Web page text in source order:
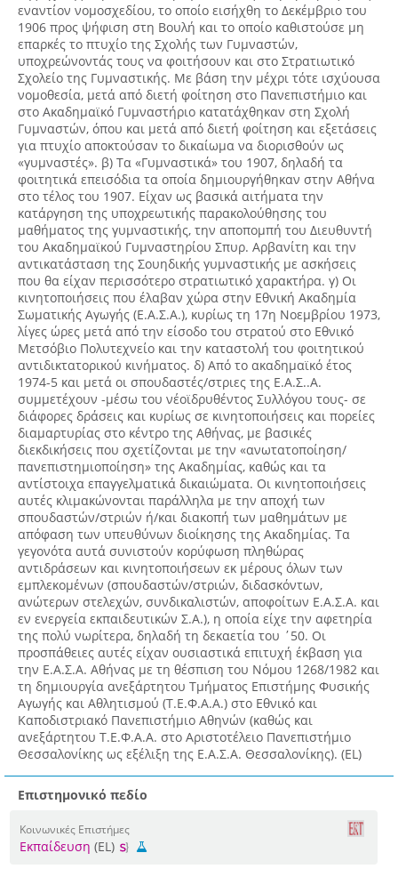
εναντίον νομοσχεδίου, το οποίο εισήχθη το Δεκέμβριο του
1906 προς ψήφιση στη Βουλή και το οποίο καθιστούσε μη
επαρκές το πτυχίο της Σχολής των Γυμναστών,
υποχρεώνοντάς τους να φοιτήσουν και στο Στρατιωτικό
Σχολείο της Γυμναστικής. Με βάση την μέχρι τότε ισχύουσα
νομοθεσία, μετά από διετή φοίτηση στο Πανεπιστήμιο και
στο Ακαδημαϊκό Γυμναστήριο κατατάχθηκαν στη Σχολή
Γυμναστών, όπου και μετά από διετή φοίτηση και εξετάσεις
για πτυχίο αποκτούσαν το δικαίωμα να διορισθούν ως
«γυμναστές». β) Τα «Γυμναστικά» του 1907, δηλαδή τα
φοιτητικά επεισόδια τα οποία δημιουργήθηκαν στην Αθήνα
στο τέλος του 1907. Είχαν ως βασικά αιτήματα την
κατάργηση της υποχρεωτικής παρακολούθησης του
μαθήματος της γυμναστικής, την αποπομπή του Διευθυντή
του Ακαδημαϊκού Γυμναστηρίου Σπυρ. Αρβανίτη και την
αντικατάσταση της Σουηδικής γυμναστικής με ασκήσεις
που θα είχαν περισσότερο στρατιωτικό χαρακτήρα. γ) Οι
κινητοποιήσεις που έλαβαν χώρα στην Εθνική Ακαδημία
Σωματικής Αγωγής (Ε.Α.Σ.Α.), κυρίως τη 17η Νοεμβρίου 1973,
λίγες ώρες μετά από την είσοδο του στρατού στο Εθνικό
Μετσόβιο Πολυτεχνείο και την καταστολή του φοιτητικού
αντιδικτατορικού κινήματος. δ) Από το ακαδημαϊκό έτος
1974-5 και μετά οι σπουδαστές/στριες της Ε.Α.Σ..Α.
συμμετέχουν -μέσω του νέοϊδρυθέντος Συλλόγου τους- σε
διάφορες δράσεις και κυρίως σε κινητοποιήσεις και πορείες
διαμαρτυρίας στο κέντρο της Αθήνας, με βασικές
διεκδικήσεις που σχετίζονται με την «ανωτατοποίηση/
πανεπιστημιοποίηση» της Ακαδημίας, καθώς και τα
αντίστοιχα επαγγελματικά δικαιώματα. Οι κινητοποιήσεις
αυτές κλιμακώνονται παράλληλα με την αποχή των
σπουδαστών/στριών ή/και διακοπή των μαθημάτων με
απόφαση των υπευθύνων διοίκησης της Ακαδημίας. Τα
γεγονότα αυτά συνιστούν κορύφωση πληθώρας
αντιδράσεων και κινητοποιήσεων εκ μέρους όλων των
εμπλεκομένων (σπουδαστών/στριών, διδασκόντων,
ανώτερων στελεχών, συνδικαλιστών, αποφοίτων Ε.Α.Σ.Α. και
εν ενεργεία εκπαιδευτικών Σ.Α.), η οποία είχε την αφετηρία
της πολύ νωρίτερα, δηλαδή τη δεκαετία του ΄50. Οι
προσπάθειες αυτές είχαν ουσιαστικά επιτυχή έκβαση για
την Ε.Α.Σ.Α. Αθήνας με τη θέσπιση του Νόμου 1268/1982 και
τη δημιουργία ανεξάρτητου Τμήματος Επιστήμης Φυσικής
Αγωγής και Αθλητισμού (Τ.Ε.Φ.Α.Α.) στο Εθνικό και
Καποδιστριακό Πανεπιστήμιο Αθηνών (καθώς και
ανεξάρτητου Τ.Ε.Φ.Α.Α. στο Αριστοτέλειο Πανεπιστήμιο
Θεσσαλονίκης ως εξέλιξη της Ε.Α.Σ.Α. Θεσσαλονίκης). (EL)
Επιστημονικό πεδίο
Κοινωνικές Επιστήμες
Εκπαίδευση (EL)